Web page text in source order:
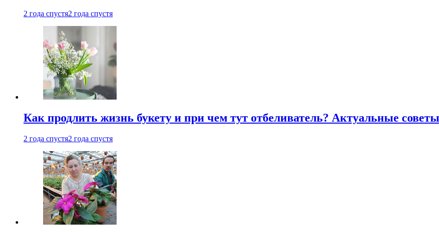
2 года спустя2 года спустя
Как продлить жизнь букету и при чем тут отбеливатель? Актуальные
2 года спустя2 года спустя